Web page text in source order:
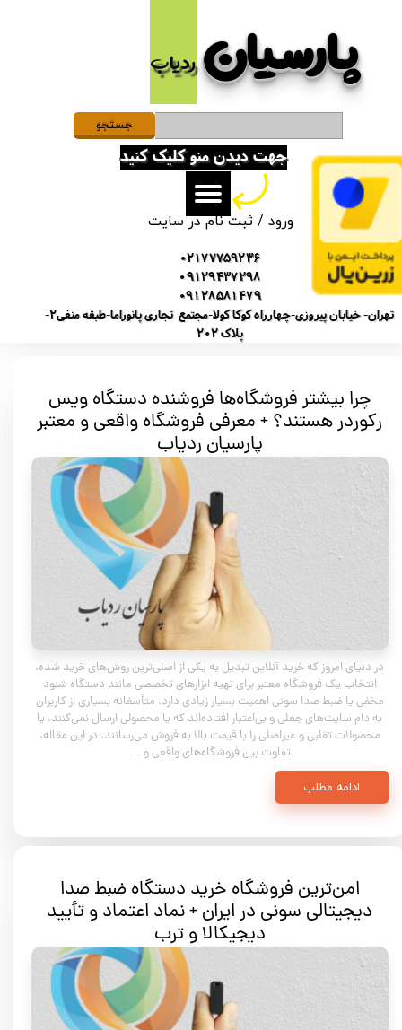
پارسیان​​​​​​​ردیاب
ورود /ثبت نام در سایت
حساب کاربری من
تغییر گذر واژه
سفارشات
خروج از حساب کاربری
02177759236
09129437298
09128581479
تهران- خیابان پیروزی-چهارراه کوکا کولا-مجتمع تجاری پانوراما-طبقه منفی2-
پلاک 202
جهت دیدن منو کلیک کنید
جستجو
چرا بیشتر فروشگاه‌ها فروشنده دستگاه ویس
رکوردر هستند؟ + معرفی فروشگاه واقعی و معتبر
پارسیان ردیاب
در دنیای امروز که خرید آنلاین تبدیل به یکی از اصلی‌ترین روش‌های خرید شده،
انتخاب یک فروشگاه معتبر برای تهیه ابزارهای تخصصی مانند دستگاه شنود
مخفی یا ضبط صدا سونی اهمیت بسیار زیادی دارد. متأسفانه بسیاری از کاربران
به دام سایت‌های جعلی و بی‌اعتبار افتاده‌اند که یا محصولی ارسال نمی‌کنند، یا
محصولات تقلبی و غیراصلی را با قیمت بالا به فروش می‌رسانند. در این مقاله،
تفاوت بین فروشگاه‌های واقعی و …
ادامه مطلب
امن‌ترین فروشگاه خرید دستگاه ضبط صدا
دیجیتالی سونی در ایران + نماد اعتماد و تأیید
دیجیکالا و ترب